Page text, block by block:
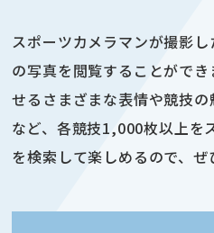
スポーツカメラマンが撮影
の写真を閲覧することがで
せるさまざまな表情や競技
など、各競技1,000枚以上を
を検索して楽しめるので、ぜ